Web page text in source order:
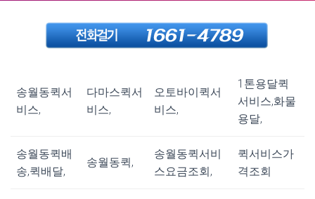
송월동퀵서
비스,
다마스퀵서
비스,
오토바이퀵서
비스,
1톤용달퀵
서비스,화물
용달,
송월동퀵배
송,퀵배달,
송월동퀵,
송월동퀵서비
스요금조회,
퀵서비스가
격조회